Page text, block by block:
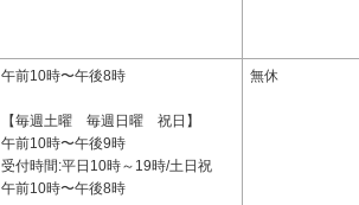
午前10時〜午後8時
【毎週土曜 毎週日曜 祝日】
午前10時〜午後9時
受付時間:平日10時～19時/土日祝
午前10時〜午後8時
無休